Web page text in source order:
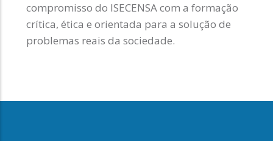
compromisso do ISECENSA com a formação
crítica, ética e orientada para a solução de
problemas reais da sociedade.